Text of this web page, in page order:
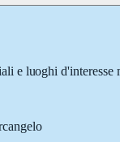
e luoghi d'interesse